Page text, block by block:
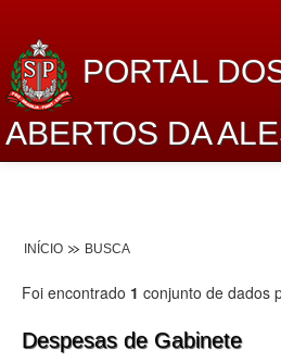
PORTAL
ABERTOS DA
Lei de Acesso à Informação
Dados Governamentais Abertos
INÍCIO BUSCA
Foi encontrado 1 conjunto de dados
Despesas de Gabinete